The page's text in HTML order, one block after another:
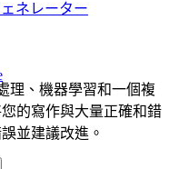
ネレーター
理、機器學習和一個複
的寫作與大量正確和錯
並建議改進。